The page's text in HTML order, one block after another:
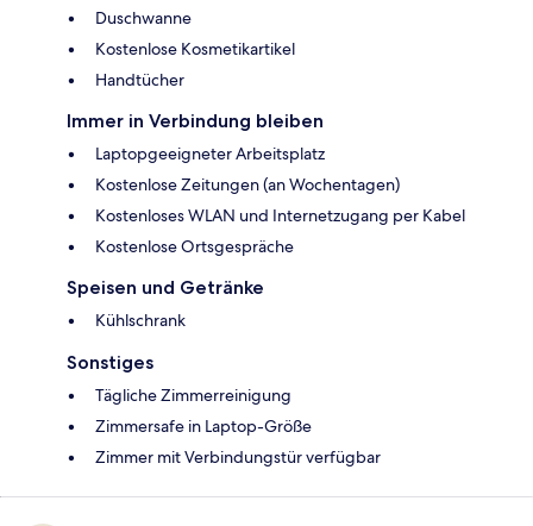
Duschwanne
Kostenlose Kosmetikartikel
Handtücher
Immer in Verbindung bleiben
Laptopgeeigneter Arbeitsplatz
Kostenlose Zeitungen (an Wochentagen)
Kostenloses WLAN und Internetzugang per Kabel
Kostenlose Ortsgespräche
Speisen und Getränke
Kühlschrank
Sonstiges
Tägliche Zimmerreinigung
Zimmersafe in Laptop-Größe
Zimmer mit Verbindungstür verfügbar